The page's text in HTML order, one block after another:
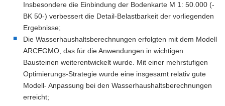
Insbesondere die Einbindung der Bodenkarte M 1: 50.000 (-
BK 50-) verbessert die Detail-Belastbarkeit der vorliegenden
Ergebnisse;
Die Wasserhaushaltsberechnungen erfolgten mit dem Modell
ARCEGMO, das für die Anwendungen in wichtigen
Bausteinen weiterentwickelt wurde. Mit einer mehrstufigen
Optimierungs-Strategie wurde eine insgesamt relativ gute
Modell- Anpassung bei den Wasserhaushaltsberechnungen
erreicht;